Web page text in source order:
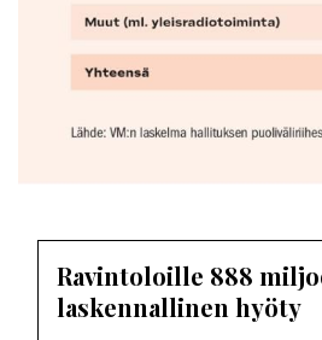
Ravintoloille 888
laskennallinen hyöty